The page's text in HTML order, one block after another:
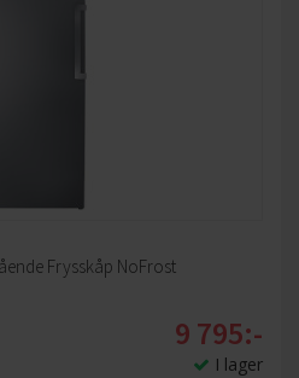
Frysskåp NoFrost
9 795:-
I lager